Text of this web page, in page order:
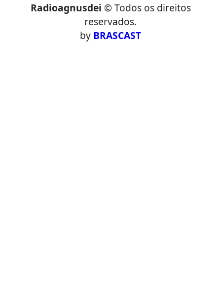
Radioagnusdei © Todos os direitos
reservados.
by BRASCAST